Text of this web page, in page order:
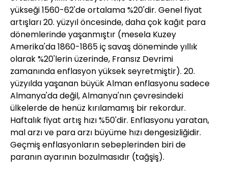
yükseği 1560-62'de ortalama %20'dir. Genel fiyat
artışları 20. yüzyıl öncesinde, daha çok kağıt para
dönemlerinde yaşanmıştır (mesela Kuzey
Amerika'da 1860-1865 iç savaş döneminde yıllık
olarak %20'lerin üzerinde, Fransız Devrimi
zamanında enflasyon yüksek seyretmiştir). 20.
yüzyılda yaşanan büyük Alman enflasyonu sadece
Almanya'da değil, Almanya'nın çevresindeki
ülkelerde de henüz kırılamamış bir rekordur.
Haftalık fiyat artış hızı %50'dir. Enflasyonu yaratan,
mal arzı ve para arzı büyüme hızı dengesizliğidir.
Geçmiş enflasyonların sebeplerinden biri de
paranın ayarının bozulmasıdır (tağşiş).